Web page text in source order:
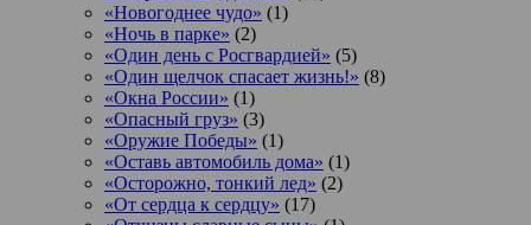
«Новогоднее чудо» (1)
«Ночь в парке» (2)
«Один день с Росгвардией» (5)
«Один щелчок спасает жизнь!» (8)
«Окна России» (1)
«Опасный груз» (3)
«Оружие Победы» (1)
«Оставь автомобиль дома» (1)
«Осторожно, тонкий лед» (2)
«От сердца к сердцу» (17)